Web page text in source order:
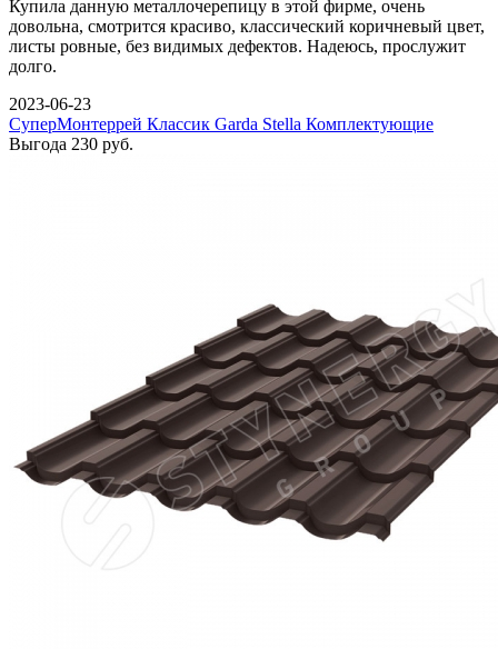
Купила данную металлочерепицу в этой фирме, очень
довольна, смотрится красиво, классический коричневый цвет,
листы ровные, без видимых дефектов. Надеюсь, прослужит
долго.
2023-06-23
СуперМонтеррей Классик Garda Stella Комплектующие
Выгода 230 руб.